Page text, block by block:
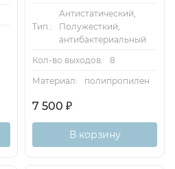
Тип.:
Антистатический,
Полужесткий,
антибактериальный
Кол-во выходов:
8
Материал:
полипропилен
7 500 ₽
В корзину